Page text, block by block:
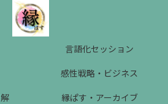
言語化セッション
感性戦略・ビジネス
縁ぱす・アーカイブ